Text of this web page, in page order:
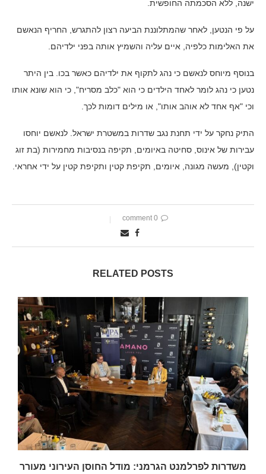
ישנה, ללא הסכמתה החופשית.
על פי הנטען, לאחר שהמתלוננת הביעה רצון להתגרש, החריף הנאשם
את האלימות כלפיה, איים עליה והשמיץ אותה בפני ילדיהם.
בנוסף מיוחס לנאשם כי נהג לתקוף את ילדיהם כאשר בכו. בין היתר
נטען כי נהג לומר לאחד הילדים כי הוא "כלב מסריח", כי הוא שונא אותו
וכי "אף אחד לא אוהב אותו", או מילים דומות לכך.
התיק נחקר על ידי תחנת נגב שדרות במשטרת ישראל. לנאשם יוחסו
עבירות של אינוס, סחיטה באיומים, תקיפה בנסיבות מחמירות (בת זוג
וקטין), מעשה מגונה, איומים, תקיפת קטין ותקיפת קטין על ידי אחראי.
0 comment
RELATED POSTS
משדרות לפרלמנט הגרמני: מודל החוסן העירוני מעורר